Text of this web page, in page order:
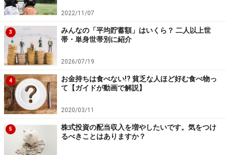
が、残高の10倍（最高4000万円）まで住宅取得に必要な
お金の90％まで借りることができます。5年ごとに金利
が見直される固定型になっています。
2022/11/07
3
みんなの「平均貯蓄額」はいくら？ 二人以上世
帯・単身世帯別に紹介
2026/07/19
4
お金持ちは食べない!? 貧乏な人ほど好む食べ物っ
て【ガイドが動画で解説】
2020/03/11
5
株式投資の配当収入を増やしたいです。気をつけ
るべきことはありますか？